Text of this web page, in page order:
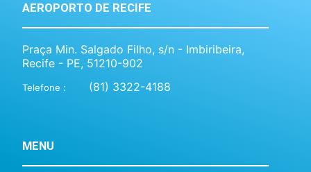
AEROPORTO DE RECIFE
Praça Min. Salgado Filho, s/n - Imbiribeira,
Recife - PE, 51210-902
Telefone : (81) 3322-4188
MENU